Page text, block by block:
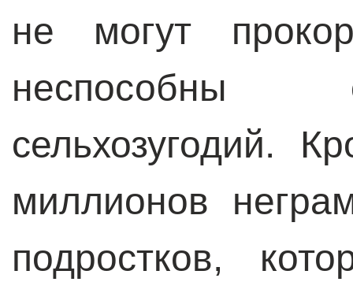
не могут
неспособны
сельхозугодий.
миллионов
подростков,